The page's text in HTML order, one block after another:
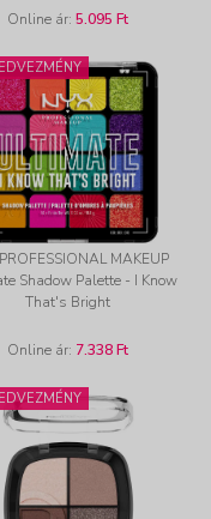
Online ár: 5.095 Ft
MAKEUP
Shadow Palette - I Know
That's Bright
Online ár: 7.338 Ft